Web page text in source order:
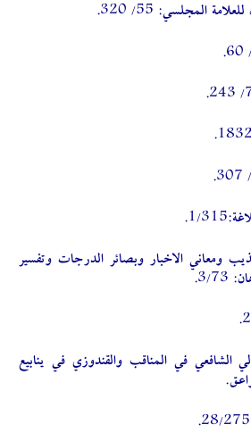
المجلسي: 55/ 320.
315.
ومعاني الاخبار وبصائر الدرجات وتفسير
73.
الشافعي في المناقب والقندوزي في ينابيع